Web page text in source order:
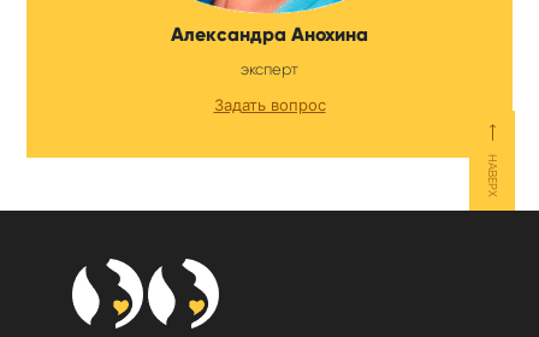
Александра Анохина
эксперт
Задать вопрос
⟵
НАВЕРХ